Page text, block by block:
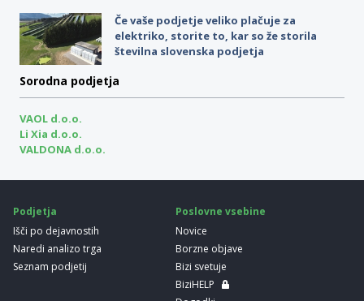
Če vaše podjetje veliko plačuje za
elektriko, storite to, kar so že storila
številna slovenska podjetja
Sorodna podjetja
VAOL d.o.o.
Li Xia d.o.o.
VALDONA d.o.o.
Podjetja
Išči po dejavnostih
Naredi analizo trga
Seznam podjetij
Poslovne vsebine
Novice
Borzne objave
Bizi svetuje
BiziHELP